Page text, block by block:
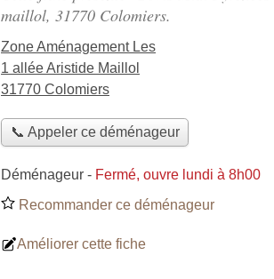
maillol, 31770 Colomiers.
Zone Aménagement Les
1 allée Aristide Maillol
31770 Colomiers
📞 Appeler ce déménageur
Déménageur - Fermé, ouvre lundi à 8h00
Recommander ce déménageur
Améliorer cette fiche